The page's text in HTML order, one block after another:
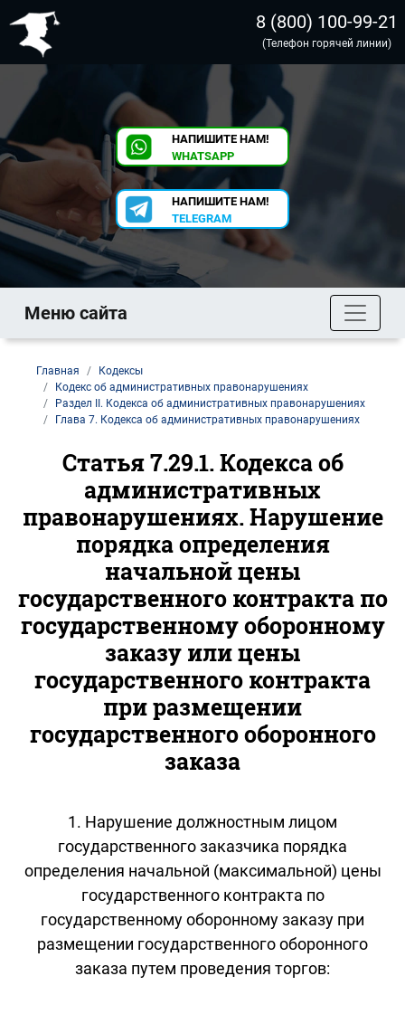
8 (800) 100-99-21
(Телефон горячей линии)
НАПИШИТЕ НАМ!
WHATSAPP
НАПИШИТЕ НАМ!
TELEGRAM
Меню сайта
Главная
Кодексы
Кодекс об административных правонарушениях
Раздел II. Кодекса об административных правонарушениях
Глава 7. Кодекса об административных правонарушениях
Статья 7.29.1. Кодекса об
административных
правонарушениях. Нарушение
порядка определения
начальной цены
государственного контракта по
государственному оборонному
заказу или цены
государственного контракта
при размещении
государственного оборонного
заказа
1. Нарушение должностным лицом
государственного заказчика порядка
определения начальной (максимальной) цены
государственного контракта по
государственному оборонному заказу при
размещении государственного оборонного
заказа путем проведения торгов: